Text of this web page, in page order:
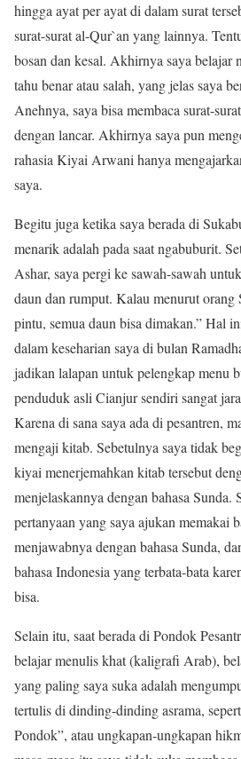
hingga ayat per ayat di dalam surat
surat-surat al-Qur`an yang lainnya.
bosan dan kesal. Akhirnya saya belajar
tahu benar atau salah, yang jelas saya
Anehnya, saya bisa membaca surat-
dengan lancar. Akhirnya saya pun
rahasia Kiyai Arwani hanya
saya.
Begitu juga ketika saya berada di
menarik adalah pada saat ngabuburit.
Ashar, saya pergi ke sawah-sawah
daun dan rumput. Kalau menurut orang
pintu, semua daun bisa dimakan.” Hal
dalam keseharian saya di bulan
jadikan lalapan untuk pelengkap menu
penduduk asli Cianjur sendiri sangat
Karena di sana saya ada di pesantren,
mengaji kitab. Sebetulnya saya tidak
kiyai menerjemahkan kitab tersebut
menjelaskannya dengan bahasa Sunda.
pertanyaan yang saya ajukan memakai
menjawabnya dengan bahasa Sunda,
bahasa Indonesia yang terbata-bata
bisa.
Selain itu, saat berada di Pondok
belajar menulis khat (kaligrafi Arab),
yang paling saya suka adalah
tertulis di dinding-dinding asrama,
Pondok”, atau ungkapan-ungkapan